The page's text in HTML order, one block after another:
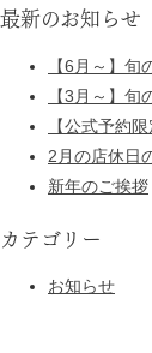
最新のお知らせ
【6月～】
【3月～】
【公式予約
2月の店休日
新年のご挨拶
カテゴリー
お知らせ